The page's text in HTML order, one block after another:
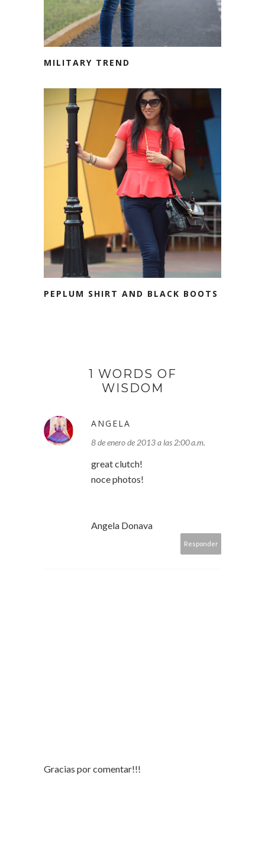
MILITARY TREND
PEPLUM SHIRT AND BLACK BOOTS
1 WORDS OF
WISDOM
ANGELA
8 de enero de 2013 a las 2:00 a.m.
great clutch!
noce photos!
Angela Donava
Responder
Gracias por comentar!!!